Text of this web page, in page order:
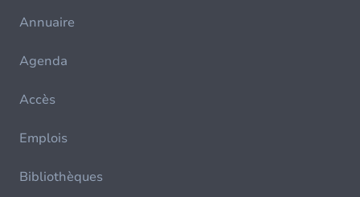
Annuaire
Agenda
Accès
Emplois
Bibliothèques